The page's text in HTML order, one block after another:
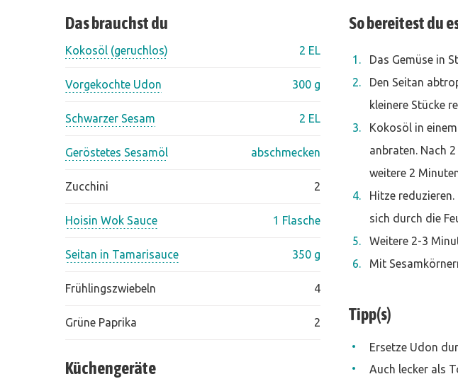
Das brauchst du
Kokosöl (geruchlos) 2 EL
Vorgekochte Udon 300 g
Schwarzer Sesam 2 EL
Geröstetes Sesamöl abschmecken
Zucchini 2
Hoisin Wok Sauce 1 Flasche
Seitan in Tamarisauce 350 g
Frühlingszwiebeln 4
Grüne Paprika 2
Küchengeräte
So bereitest du
Das Gemüse in
Den Seitan
kleinere Stücke
Kokosöl in
anbraten. Nach
weitere 2
Hitze
sich durch die
Weitere 2-3
Mit
Tipp(s)
Ersetze Udon
Auch lecker als